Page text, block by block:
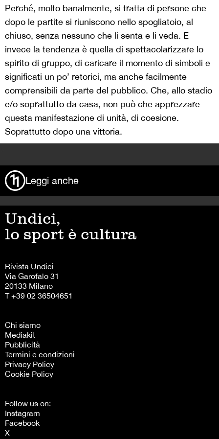
Perché, molto banalmente, si tratta di persone che
dopo le partite si riuniscono nello spogliatoio, al
chiuso, senza nessuno che li senta e li veda. E
invece la tendenza è quella di spettacolarizzare lo
spirito di gruppo, di caricare il momento di simboli e
significati un po’ retorici, ma anche facilmente
comprensibili da parte del pubblico. Che, allo stadio
e/o soprattutto da casa, non può che apprezzare
questa manifestazione di unità, di coesione.
Soprattutto dopo una vittoria.
Leggi anche
Undici,
lo sport è cultura
Rivista Undici
Via Garofalo 31
20133 Milano
T +39 02 36504651
Chi siamo
Mediakit
Pubblicità
Termini e condizioni
Privacy Policy
Cookie Policy
Follow us on:
Instagram
Facebook
X